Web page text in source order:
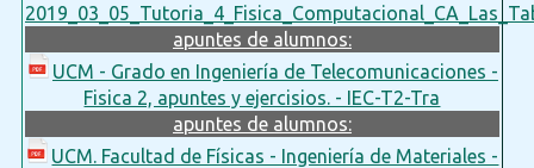
apuntes de alumnos:
UCM - Grado en Ingeniería de Telecomunicaciones -
Fisica 2, apuntes y ejercisios. - IEC-T2-Tra
apuntes de alumnos:
UCM. Facultad de Físicas - Ingeniería de Materiales -